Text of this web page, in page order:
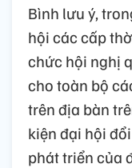
Bình lưu ý,
hội các cấp
chức hội nghị
cho toàn bộ
trên địa bàn
kiện đại hội
phát triển của